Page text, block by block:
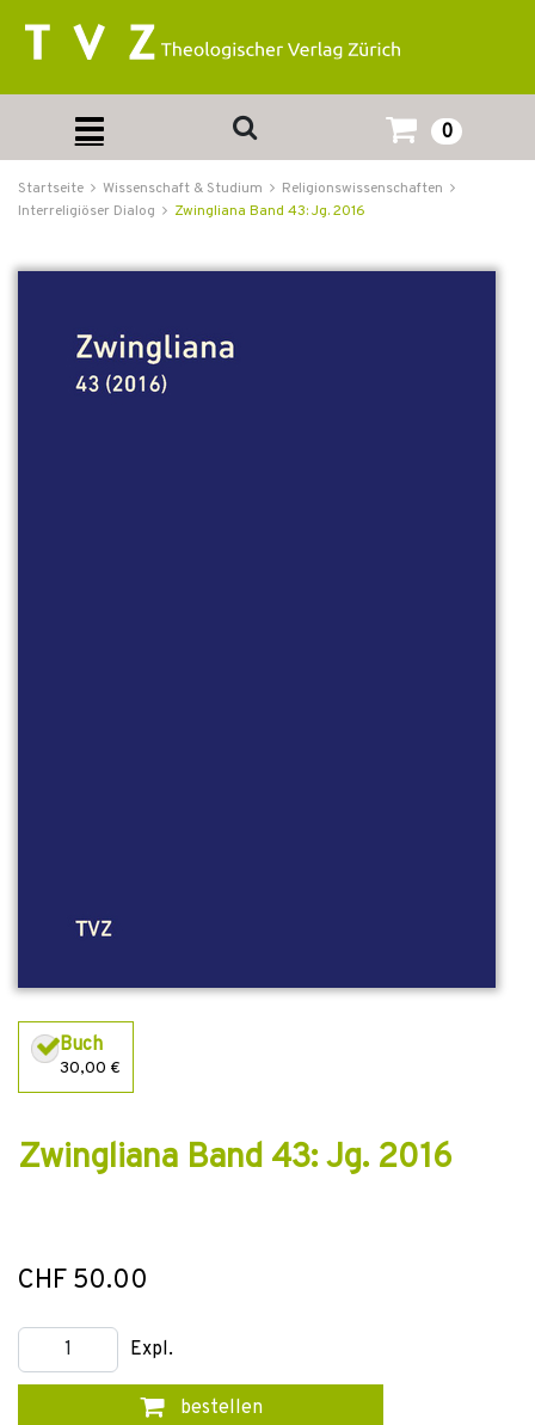
0
Startseite Wissenschaft & Studium
Religionswissenschaften
Interreligiöser Dialog
Zwingliana Band 43: Jg. 2016
Buch
30,00 €
Zwingliana Band 43: Jg. 2016
CHF 50.00
Expl.
bestellen